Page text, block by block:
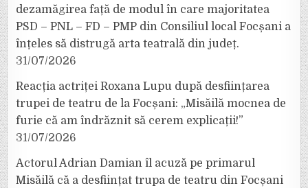
dezamăgirea față de modul în care majoritatea
PSD – PNL – FD – PMP din Consiliul local Focșani a
înțeles să distrugă arta teatrală din județ.
31/07/2026
Reacția actriței Roxana Lupu după desființarea
trupei de teatru de la Focșani: „Misăilă mocnea de
furie că am îndrăznit să cerem explicații!”
31/07/2026
Actorul Adrian Damian îl acuză pe primarul
Misăilă că a desființat trupa de teatru din Focșani